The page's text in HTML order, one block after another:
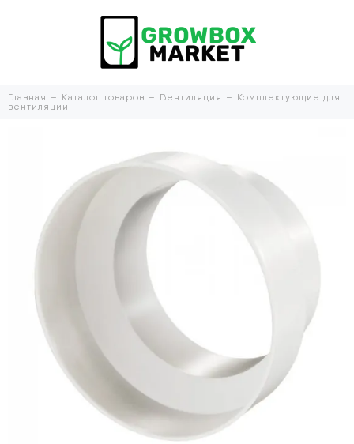
Главная Каталог товаров Вентиляция
Комплектующие для
вентиляции